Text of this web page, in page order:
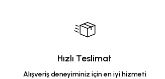
Hızlı Teslimat
Alışveriş deneyiminiz için en iyi hizmeti